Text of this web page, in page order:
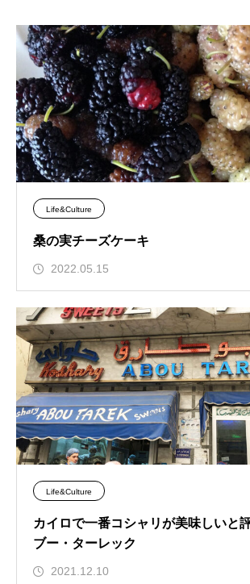
Life&Culture
桑の実チーズケーキ
2022.05.15
Life&Culture
カイロで一番コシャリが美味しい
ブー・ターレック
2021.12.10